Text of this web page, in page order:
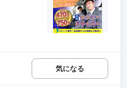
気になる